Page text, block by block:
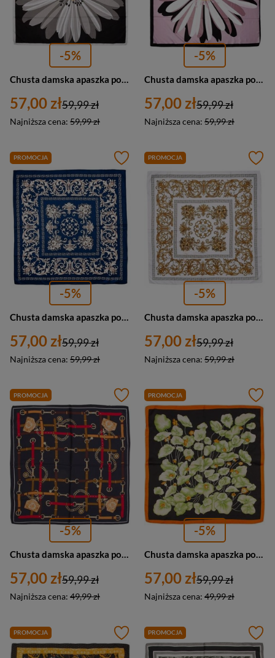
-5%
Chusta damska apaszka pod szyję czarna - Versoli MDB-37e
57,00 zł
Najniższa cena: 59,99 zł
59,99 zł
-5%
Chusta damska apaszka pod szyję różowa - Versoli MDB-37f
57,00 zł
Najniższa cena: 59,99 zł
59,99 zł
PROMOCJA
-5%
57,00 zł
Najniższa cena: 59,99 zł
59,99 zł
PROMOCJA
-5%
57,00 zł
Najniższa cena: 59,99 zł
59,99 zł
PROMOCJA
-5%
Chusta damska apaszka pod szyję elegancka kolorowa czarna wzór - Versoli GB-25
57,00 zł
Najniższa cena: 49,99 zł
59,99 zł
PROMOCJA
-5%
Chusta damska apaszka pod szyję elegancka kolorowa zielona - Versoli GB-23
57,00 zł
Najniższa cena: 49,99 zł
59,99 zł
PROMOCJA PROMOCJA